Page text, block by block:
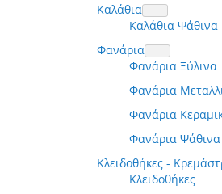
Καλάθια
Καλάθια Ψάθινα
Φανάρια
Φανάρια Ξύλινα
Φανάρια
Φανάρια
Φανάρια Ψάθινα
Κλειδοθήκες -
Κλειδοθήκες